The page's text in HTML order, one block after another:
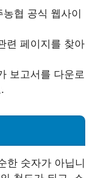
농협 공식 웹사이
련 페이지를 찾아
보고서를 다운로
한 숫자가 아닙니